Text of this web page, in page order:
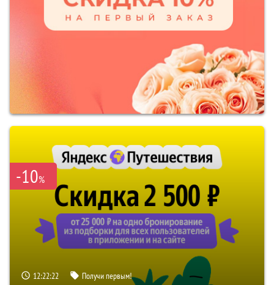
-10%
12:22:21 Получи первым!